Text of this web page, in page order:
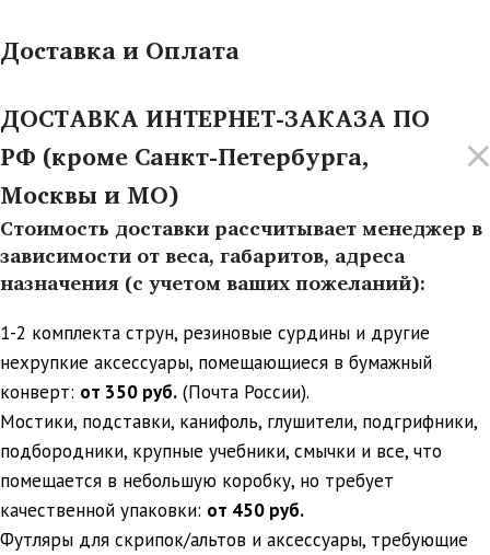
Доставка и Оплата
ДОСТАВКА ИНТЕРНЕТ-ЗАКАЗА ПО
РФ (кроме Санкт-Петербурга,
Москвы и МО)
Стоимость доставки рассчитывает менеджер в
зависимости от веса, габаритов, адреса
назначения (с учетом ваших пожеланий):
1-2 комплекта струн, резиновые сурдины и другие
нехрупкие аксессуары, помещающиеся в бумажный
конверт: от 350 руб. (Почта России).
Мостики, подставки, канифоль, глушители, подгрифники,
подбородники, крупные учебники, смычки и все, что
помещается в небольшую коробку, но требует
качественной упаковки: от 450 руб.
Футляры для скрипок/альтов и аксессуары, требующие